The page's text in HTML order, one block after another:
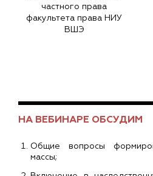
частного права
факультета права НИУ
ВШЭ
НА ВЕБИНАРЕ ОБСУДИМ
Общие вопросы
массы;